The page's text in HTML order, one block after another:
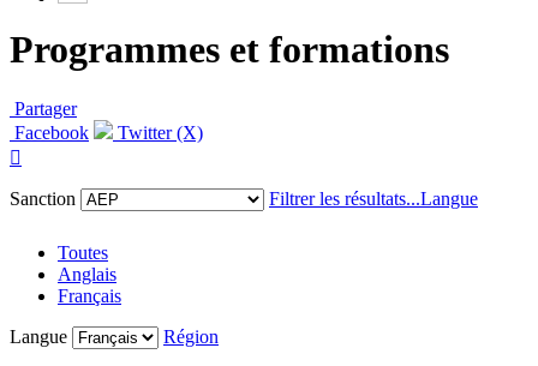
Programmes et formations
Partager
Facebook
Twitter (X)

Sanction
Filtrer les résultats...Langue
Toutes
Anglais
Français
Langue
Région